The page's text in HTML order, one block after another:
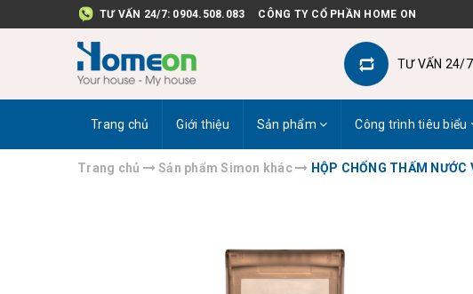
TƯ VẤN 24/7: 0904.508.083 CÔNG TY CỔ PHẦN HOME ON
TƯ VẤN 24/7
Trang chủ Giới thiệu Sản phẩm Công trình tiêu biểu
Trang chủ Sản phẩm Simon khác HỘP CHỐNG THẤM NƯỚC